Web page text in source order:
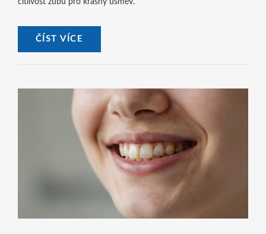
citlivost zubů pro krásný úsměv.
ČÍST VÍCE